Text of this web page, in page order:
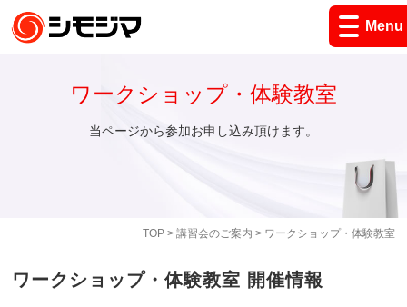
Menu
TOP> 講習会のご案内 > ワークショップ・体験教室
ワークショップ・体験教室
当ページから参加お申し込み頂けます。
ワークショップ・体験教室 開催情報